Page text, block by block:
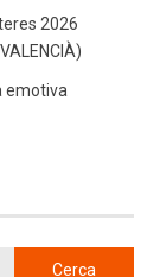
2026
emotiva